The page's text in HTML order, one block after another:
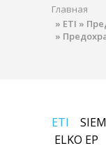
Главная
» ETI »
»
ETI
ELKO EP